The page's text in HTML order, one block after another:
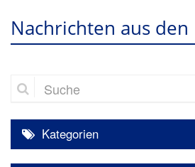
Nachrichten aus den
Suche
Kategorien